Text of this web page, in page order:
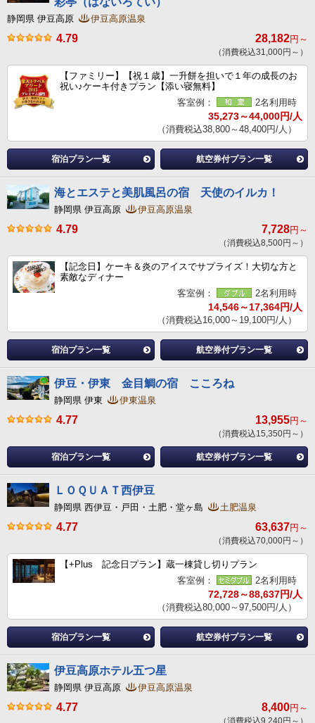
静岡県 伊豆高原 伊豆高原温泉
4.79 28,182円～
（消費税込31,000円～）
【ファミリー】【祝１歳】一升餅を担いで１年の成長のお
祝い♪ケーキ付きプラン【添い寝無料】
客室例：
2名利用時
35,273～44,000円/人
（消費税込38,800～48,400円/人）
宿泊プラン一覧 航空券付プラン一覧
海とエステと美肌風呂の宿 天使のイルカ！
静岡県 伊豆高原 伊豆高原温泉
4.79 7,728円～
（消費税込8,500円～）
【記念日】ケーキ＆炎のアイスでサプライズ！大切な方と
素敵なディナー
客室例：
2名利用時
14,546～17,364円/人
（消費税込16,000～19,100円/人）
宿泊プラン一覧 航空券付プラン一覧
伊豆・伊東 金目鯛の宿 こころね
静岡県 伊東 伊東温泉
4.77 13,955円～
（消費税込15,350円～）
宿泊プラン一覧 航空券付プラン一覧
ＬＯＱＵＡＴ西伊豆
静岡県 西伊豆・戸田・土肥・堂ヶ島 土肥温泉
4.77 63,637円～
（消費税込70,000円～）
【+Plus 記念日プラン】蔵一棟貸し切りプラン
客室例：
2名利用時
72,728～88,637円/人
（消費税込80,000～97,500円/人）
宿泊プラン一覧 航空券付プラン一覧
伊豆高原ホテル五つ星
静岡県 伊豆高原 伊豆高原温泉
4.77 8,400円～